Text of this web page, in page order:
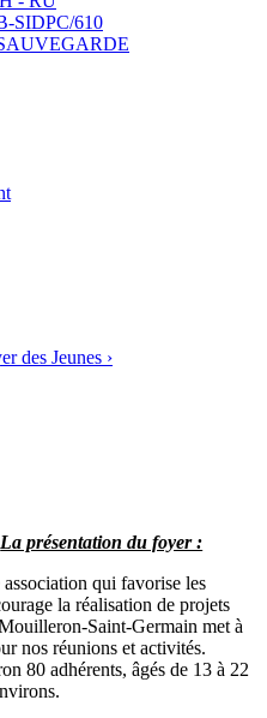
SIDPC/610
des Jeunes ›
La présentation du foyer :
qui favorise les
la réalisation de projets
Saint-Germain met à
nos réunions et activités.
80 adhérents, âgés de 13 à 22